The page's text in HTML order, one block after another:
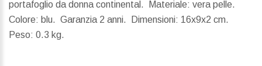
portafoglio da donna continental. Materiale: vera pelle.
Colore: blu. Garanzia 2 anni.
Dimensioni: 16x9x2 cm.
Peso: 0.3 kg.